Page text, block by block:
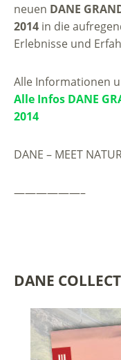
neuen DANE
2014 in die
Erlebnisse und
Alle Informationen
Alle Infos DANE
2014
DANE – MEET
——————–
DANE